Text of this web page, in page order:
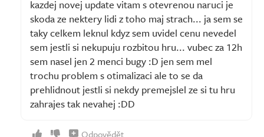
kazdej novej update vitam s otevrenou naruci je
skoda ze nektery lidi z toho maj strach... ja sem se
taky celkem leknul kdyz sem uvidel cenu nevedel
sem jestli si nekupuju rozbitou hru... vubec za 12h
sem nasel jen 2 menci bugy :D jen sem mel
trochu problem s otimalizaci ale to se da
prehlidnout jestli si nekdy premejslel ze si tu hru
zahrajes tak nevahej :DD
Odpovědět